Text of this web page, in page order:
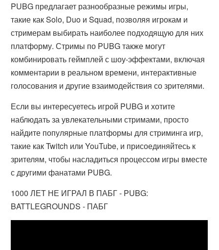
PUBG предлагает разнообразные режимы игры,
такие как Solo, Duo и Squad, позволяя игрокам и
стримерам выбирать наиболее подходящую для них
платформу. Стримы по PUBG также могут
комбинировать геймплей с шоу-эффектами, включая
комментарии в реальном времени, интерактивные
голосования и другие взаимодействия со зрителями.
Если вы интересуетесь игрой PUBG и хотите
наблюдать за увлекательными стримами, просто
найдите популярные платформы для стриминга игр,
такие как Twitch или YouTube, и присоединяйтесь к
зрителям, чтобы насладиться процессом игры вместе
с другими фанатами PUBG.
1000 ЛЕТ НЕ ИГРАЛ В ПАБГ - PUBG:
BATTLEGROUNDS - ПАБГ